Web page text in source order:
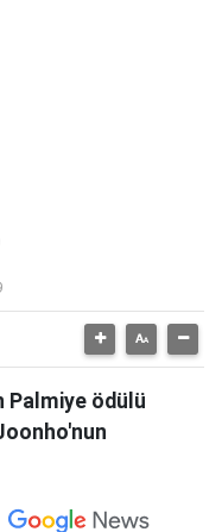
Palmiye ödülü